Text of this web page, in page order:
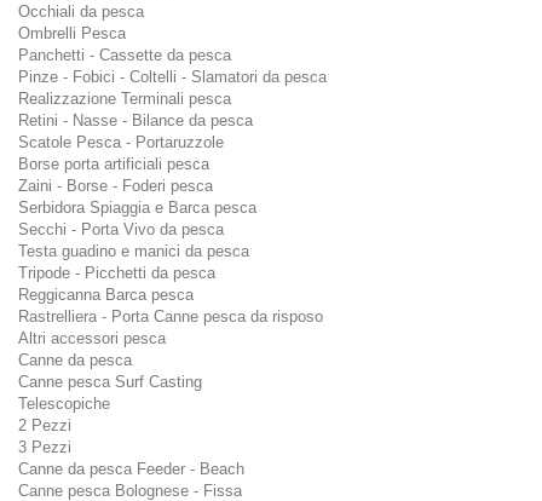
Occhiali da pesca
Ombrelli Pesca
Panchetti - Cassette da pesca
Pinze - Fobici - Coltelli - Slamatori da pesca
Realizzazione Terminali pesca
Retini - Nasse - Bilance da pesca
Scatole Pesca - Portaruzzole
Borse porta artificiali pesca
Zaini - Borse - Foderi pesca
Serbidora Spiaggia e Barca pesca
Secchi - Porta Vivo da pesca
Testa guadino e manici da pesca
Tripode - Picchetti da pesca
Reggicanna Barca pesca
Rastrelliera - Porta Canne pesca da risposo
Altri accessori pesca
Canne da pesca
Canne pesca Surf Casting
Telescopiche
2 Pezzi
3 Pezzi
Canne da pesca Feeder - Beach
Canne pesca Bolognese - Fissa